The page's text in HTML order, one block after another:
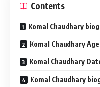
Contents
Komal Chaudhary
Komal Chaudhary Age
Komal Chaudhary
Komal Chaudhary